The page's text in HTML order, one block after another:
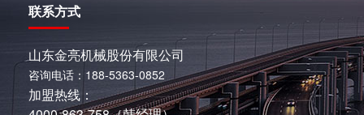
联系方式
山东金亮机械股份有限公司
咨询电话：188-5363-0852
加盟热线：